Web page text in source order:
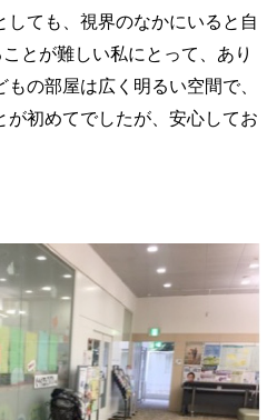
しても、視界のなかにいると自
とが難しい私にとって、あり
の部屋は広く明るい空間で、
が初めてでしたが、安心してお